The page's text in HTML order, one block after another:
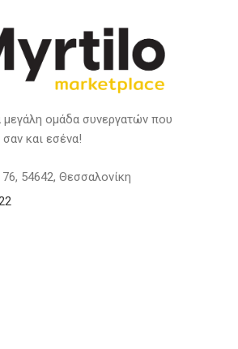
μεγάλη ομάδα συνεργατών που
και εσένα!
54642, Θεσσαλονίκη